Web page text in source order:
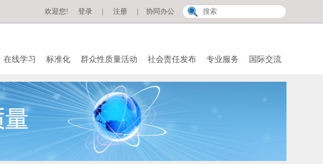
协同办公
欢迎您! 登录 注册
在线学习 标准化 群众性质量活动 社会责任发布 专业服务 国际交流